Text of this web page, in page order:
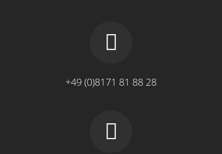
+49 (0)8171 81 88 28